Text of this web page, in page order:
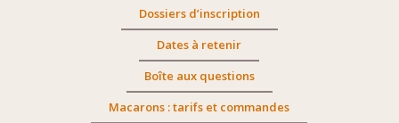
Dossiers d’inscription
Dates à retenir
Boîte aux questions
Macarons : tarifs et commandes